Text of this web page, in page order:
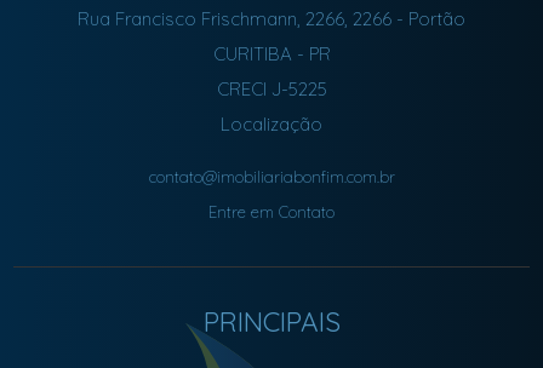
Rua Francisco Frischmann, 2266, 2266 - Portão
CURITIBA - PR
CRECI J-5225
Localização
contato@imobiliariabonfim.com.br
Entre em Contato
PRINCIPAIS